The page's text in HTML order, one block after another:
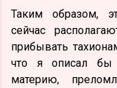
Таким образом,
сейчас
прибывать
что я описал бы
материю,